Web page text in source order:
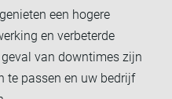
een hogere
en verbeterde
van downtimes zijn
te passen en uw bedrijf